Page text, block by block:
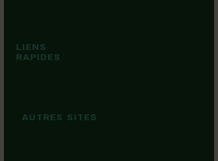
LIENS
RAPIDES
AUTRES SITES